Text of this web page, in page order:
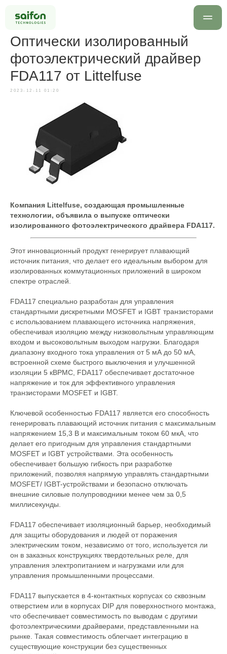
Оптически изолированный
фотоэлектрический драйвер
FDA117 от Littelfuse
2023-12-11 01:20
Компания Littelfuse, создающая промышленные
технологии, объявила о выпуске оптически
изолированного фотоэлектрического драйвера FDA117.
Этот инновационный продукт генерирует плавающий
источник питания, что делает его идеальным выбором для
изолированных коммутационных приложений в широком
спектре отраслей.
FDA117 специально разработан для управления
стандартными дискретными MOSFET и IGBT транзисторами
с использованием плавающего источника напряжения,
обеспечивая изоляцию между низковольтным управляющим
входом и высоковольтным выходом нагрузки. Благодаря
диапазону входного тока управления от 5 мА до 50 мА,
встроенной схеме быстрого выключения и улучшенной
изоляции 5 кВРМС, FDA117 обеспечивает достаточное
напряжение и ток для эффективного управления
транзисторами MOSFET и IGBT.
Ключевой особенностью FDA117 является его способность
генерировать плавающий источник питания с максимальным
напряжением 15,3 В и максимальным током 60 мкА, что
делает его пригодным для управления стандартными
MOSFET и IGBT устройствами. Эта особенность
обеспечивает большую гибкость при разработке
приложений, позволяя напрямую управлять стандартными
MOSFET/ IGBT-устройствами и безопасно отключать
внешние силовые полупроводники менее чем за 0,5
миллисекунды.
FDA117 обеспечивает изоляционный барьер, необходимый
для защиты оборудования и людей от поражения
электрическим током, независимо от того, используется ли
он в заказных конструкциях твердотельных реле, для
управления электропитанием и нагрузками или для
управления промышленными процессами.
FDA117 выпускается в 4-контактных корпусах со сквозным
отверстием или в корпусах DIP для поверхностного монтажа,
что обеспечивает совместимость по выводам с другими
фотоэлектрическими драйверами, представленными на
рынке. Такая совместимость облегчает интеграцию в
существующие конструкции без существенных